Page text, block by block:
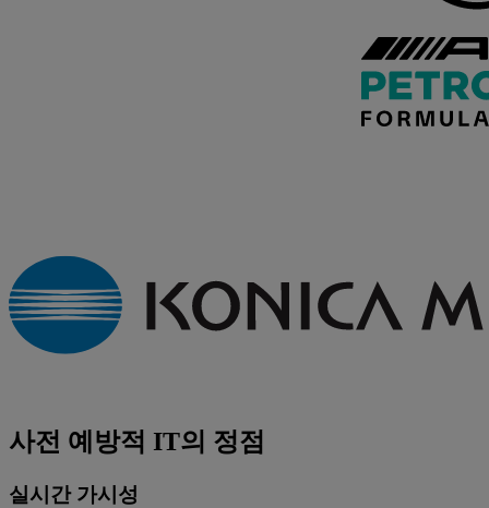
사전 예방적 IT의 정점
실시간 가시성